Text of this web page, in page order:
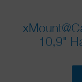
10,9"